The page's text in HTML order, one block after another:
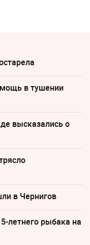
в тушении
высказались о
в Чернигов
летнего рыбака на